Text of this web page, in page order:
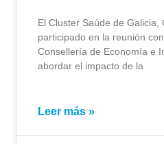
El Cluster Saúde de Galicia,
participado en la reunión
Consellería de Economía e
abordar el impacto de la
Leer más »